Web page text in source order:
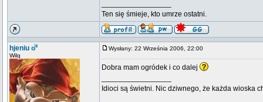
Ten się śmieje, kto umrze ostatni.
hjeniu
Wilq
Wysłany: 22 Września 2006, 22:00
Dobra mam ogródek i co dalej
Idioci są świetni. Nic dziwnego, że każda wioska